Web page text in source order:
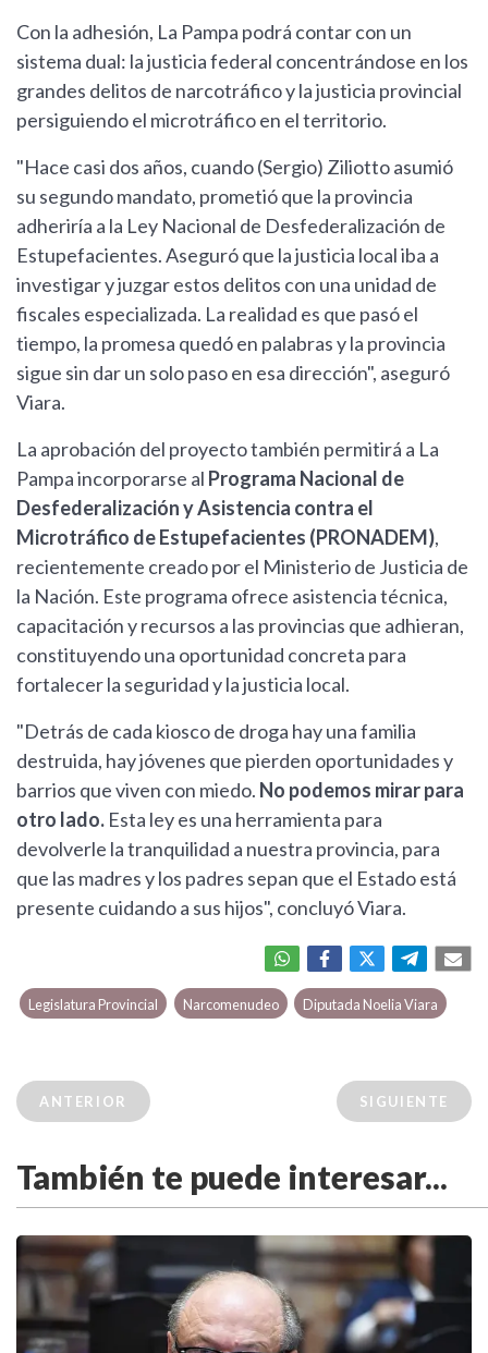
Con la adhesión, La Pampa podrá contar con un
sistema dual: la justicia federal concentrándose en los
grandes delitos de narcotráfico y la justicia provincial
persiguiendo el microtráfico en el territorio.
"Hace casi dos años, cuando (Sergio) Ziliotto asumió
su segundo mandato, prometió que la provincia
adheriría a la Ley Nacional de Desfederalización de
Estupefacientes. Aseguró que la justicia local iba a
investigar y juzgar estos delitos con una unidad de
fiscales especializada. La realidad es que pasó el
tiempo, la promesa quedó en palabras y la provincia
sigue sin dar un solo paso en esa dirección", aseguró
Viara.
La aprobación del proyecto también permitirá a La
Pampa incorporarse al Programa Nacional de
Desfederalización y Asistencia contra el
Microtráfico de Estupefacientes (PRONADEM),
recientemente creado por el Ministerio de Justicia de
la Nación. Este programa ofrece asistencia técnica,
capacitación y recursos a las provincias que adhieran,
constituyendo una oportunidad concreta para
fortalecer la seguridad y la justicia local.
"Detrás de cada kiosco de droga hay una familia
destruida, hay jóvenes que pierden oportunidades y
barrios que viven con miedo. No podemos mirar para
otro lado. Esta ley es una herramienta para
devolverle la tranquilidad a nuestra provincia, para
que las madres y los padres sepan que el Estado está
presente cuidando a sus hijos", concluyó Viara.
Legislatura Provincial Narcomenudeo Diputada Noelia Viara
ANTERIOR SIGUIENTE
También te puede interesar...